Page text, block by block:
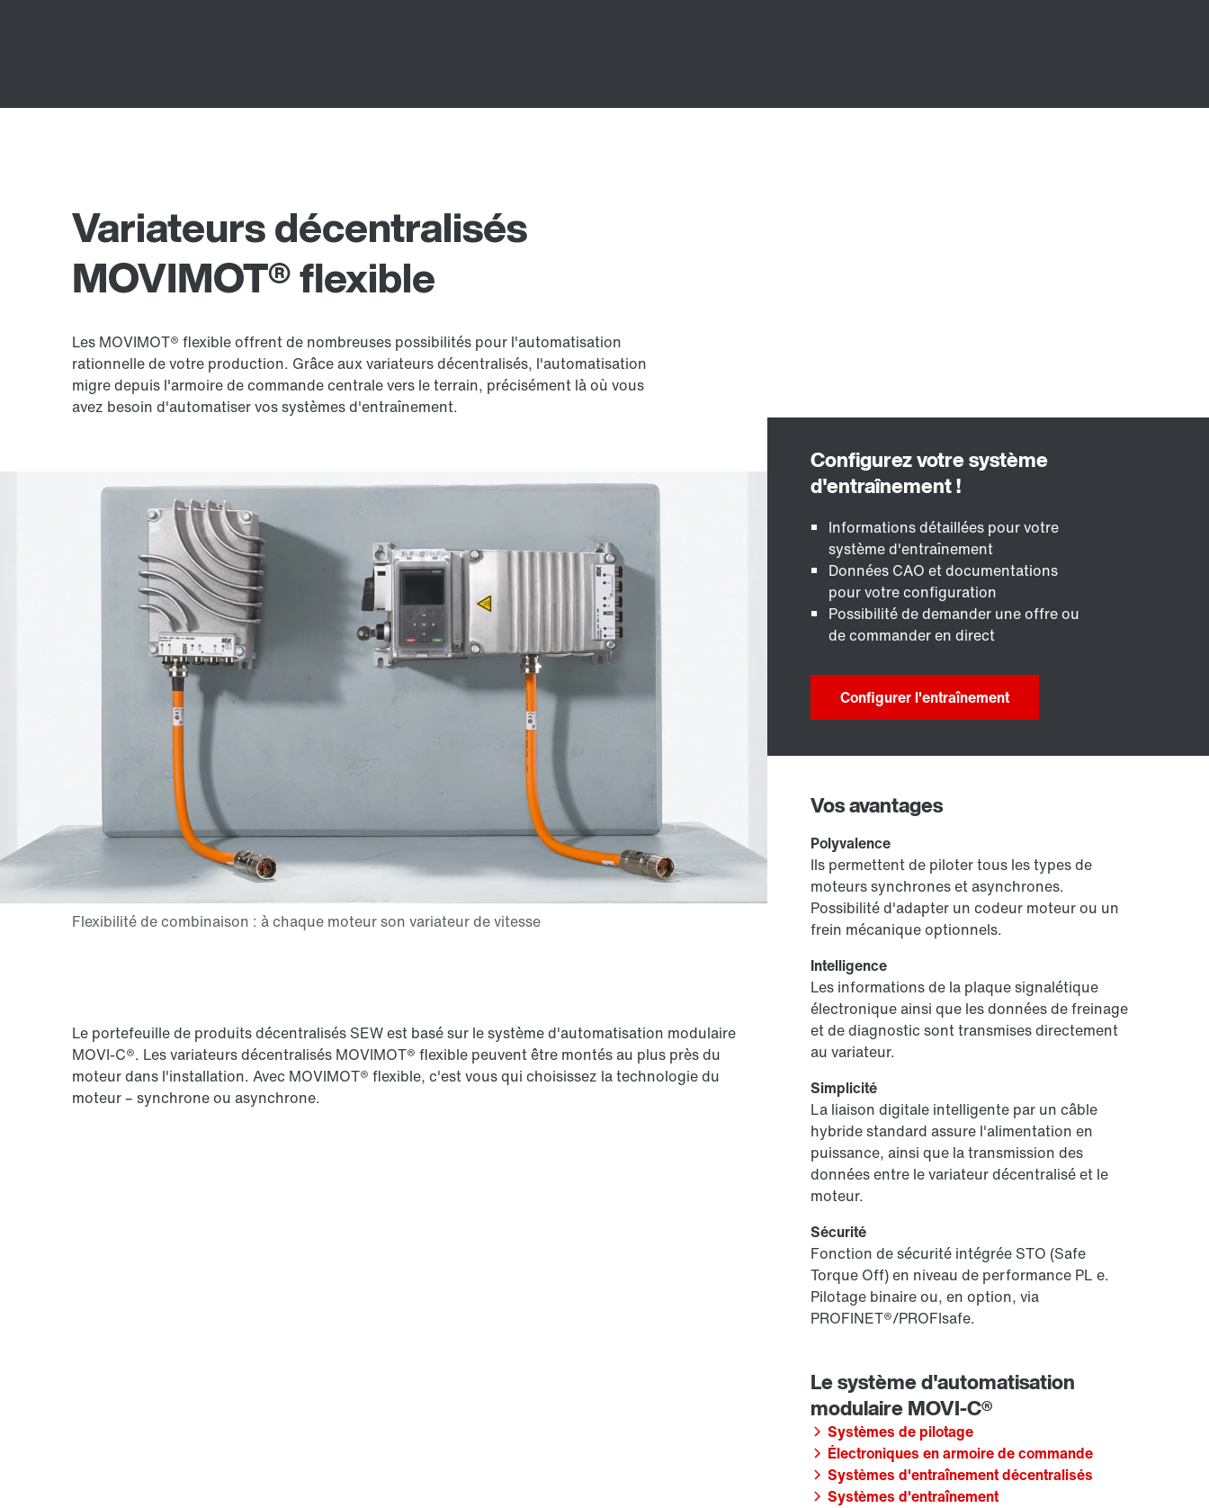
Variateurs décentralisés
MOVIMOT® flexible
Les MOVIMOT® flexible offrent de nombreuses possibilités pour l'automatisation
rationnelle de votre production. Grâce aux variateurs décentralisés, l'automatisation
migre depuis l'armoire de commande centrale vers le terrain, précisément là où vous
avez besoin d'automatiser vos systèmes d'entraînement.
Le portefeuille de produits décentralisés SEW est basé sur le système d'automatisation modulaire
MOVI-C®. Les variateurs décentralisés MOVIMOT® flexible peuvent être montés au plus près du
moteur dans l'installation. Avec MOVIMOT® flexible, c'est vous qui choisissez la technologie du
moteur – synchrone ou asynchrone.
Informations détaillées pour votre
système d'entraînement
Données CAO et documentations
pour votre configuration
Possibilité de demander une offre ou
de commander en direct
Configurer l'entraînement
Vos avantages
Polyvalence
Ils permettent de piloter tous les types de
moteurs synchrones et asynchrones.
Possibilité d'adapter un codeur moteur ou un
frein mécanique optionnels.
Intelligence
Les informations de la plaque signalétique
électronique ainsi que les données de freinage
et de diagnostic sont transmises directement
au variateur.
Simplicité
La liaison digitale intelligente par un câble
hybride standard assure l'alimentation en
puissance, ainsi que la transmission des
données entre le variateur décentralisé et le
moteur.
Sécurité
Fonction de sécurité intégrée STO (Safe
Torque Off) en niveau de performance PL e.
Pilotage binaire ou, en option, via
PROFINET®/PROFIsafe.
Systèmes de pilotage
Électroniques en armoire de commande
Systèmes d'entraînement décentralisés
Systèmes d'entraînement